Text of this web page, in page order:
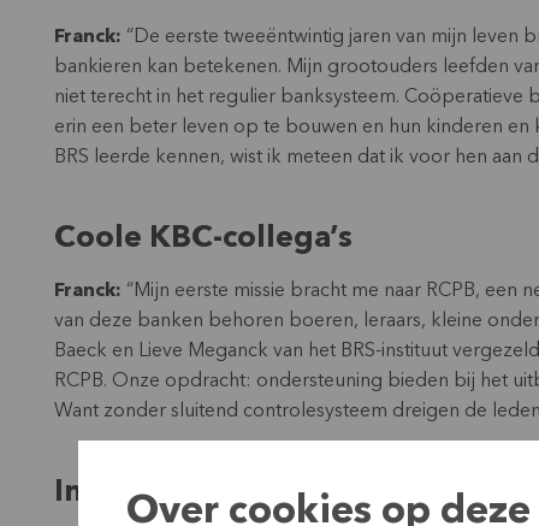
Franck: “De eerste tweeëntwintig jaren van mijn leven
bankieren kan betekenen. Mijn grootouders leefden
niet terecht in het regulier banksysteem. Coöperatieve
erin een beter leven op te bouwen en hun kinderen en
BRS leerde kennen, wist ik meteen dat ik voor hen aan
Coole KBC-collega’s
Franck: “Mijn eerste missie bracht me naar RCPB, een
van deze banken behoren boeren, leraars, kleine
Baeck en Lieve Meganck van het BRS-instituut
RCPB. Onze opdracht: ondersteuning bieden bij het
Want zonder sluitend controlesysteem dreigen de
In alle openheid
Over cookies op